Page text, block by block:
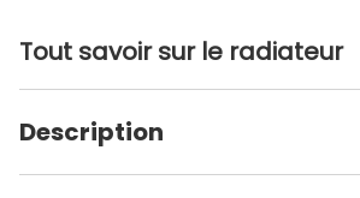
Tout savoir sur le radiateur
Description